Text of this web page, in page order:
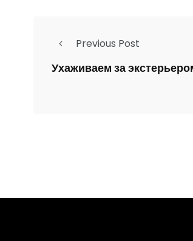
Previous Post
Ухаживаем за